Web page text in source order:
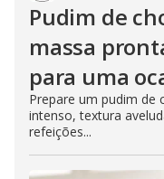
Pudim de
massa
para uma
Prepare um pudim
intenso, textura
refeições...